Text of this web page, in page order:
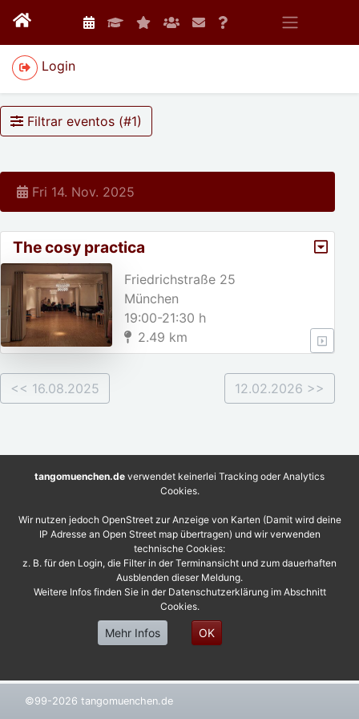
Login
Filtrar eventos (#1)
Fri 14. Nov. 2025
The cosy practica
Friedrichstraße 25
München
19:00-21:30 h
2.49 km
<< 16.08.2025 12.02.2026 >>
©99-2026 tangomuenchen.de
tangomuenchen.de verwendet keinerlei Tracking oder Analytics
Cookies.
Wir nutzen jedoch OpenStreet zur Anzeige von Karten (Damit wird deine
IP Adresse an Open Street map übertragen) und wir verwenden
technische Cookies:
z. B. für den Login, die Filter in der Terminansicht und zum dauerhaften
Ausblenden dieser Meldung.
Weitere Infos finden Sie in der Datenschutzerklärung im Abschnitt
Cookies.
Mehr Infos OK